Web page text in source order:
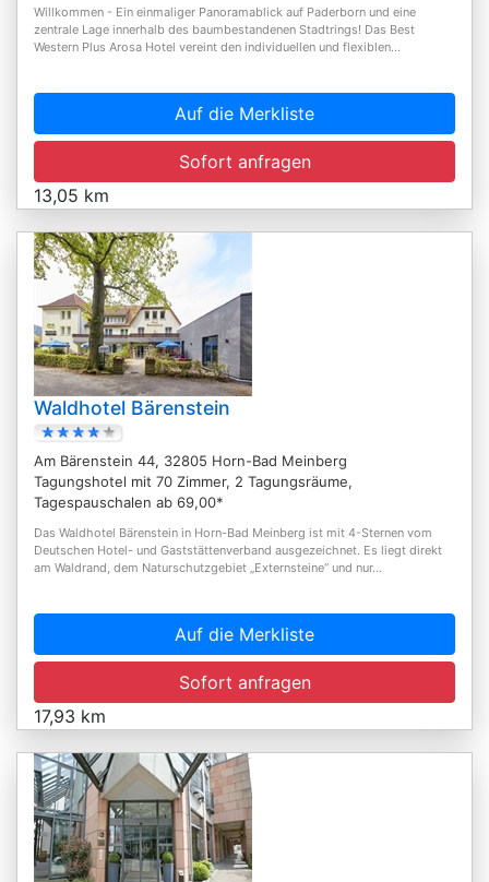
Willkommen - Ein einmaliger Panoramablick auf Paderborn und eine
zentrale Lage innerhalb des baumbestandenen Stadtrings! Das Best
Western Plus Arosa Hotel vereint den individuellen und flexiblen...
Auf die Merkliste
Sofort anfragen
13,05 km
Waldhotel Bärenstein
Am Bärenstein 44, 32805 Horn-Bad Meinberg
Tagungshotel mit 70 Zimmer, 2 Tagungsräume,
Tagespauschalen ab 69,00*
Das Waldhotel Bärenstein in Horn-Bad Meinberg ist mit 4-Sternen vom
Deutschen Hotel- und Gaststättenverband ausgezeichnet. Es liegt direkt
am Waldrand, dem Naturschutzgebiet „Externsteine“ und nur...
Auf die Merkliste
Sofort anfragen
17,93 km